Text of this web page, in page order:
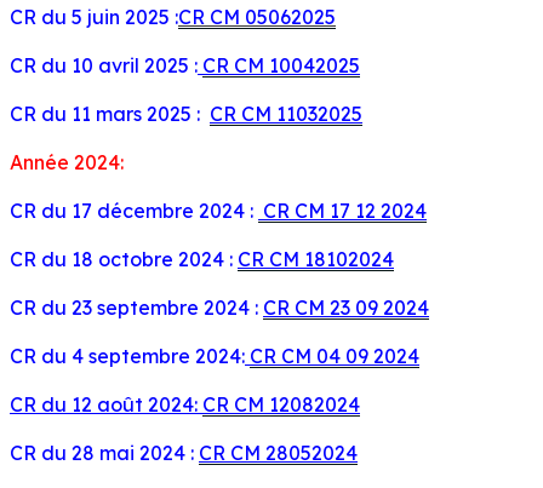
CR du 5 juin 2025 :CR CM 05062025
CR du 10 avril 2025 : CR CM 10042025
CR du 11 mars 2025 : CR CM 11032025
Année 2024:
CR du 17 décembre 2024 : CR CM 17 12 2024
CR du 18 octobre 2024 : CR CM 18102024
CR du 23 septembre 2024 : CR CM 23 09 2024
CR du 4 septembre 2024: CR CM 04 09 2024
CR du 12 août 2024: CR CM 12082024
CR du 28 mai 2024 : CR CM 28052024